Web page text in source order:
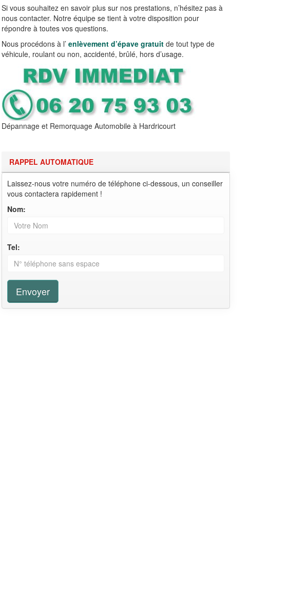
Si vous souhaitez en savoir plus sur nos prestations, n’hésitez pas à
nous contacter. Notre équipe se tient à votre disposition pour
répondre à toutes vos questions.
Nous procédons à l’ enlèvement d’épave gratuit de tout type de
véhicule, roulant ou non, accidenté, brûlé, hors d’usage.
Dépannage et Remorquage Automobile à Hardricourt
RAPPEL AUTOMATIQUE
Laissez-nous votre numéro de téléphone ci-dessous, un conseiller
vous contactera rapidement !
Nom:
Tel:
Envoyer